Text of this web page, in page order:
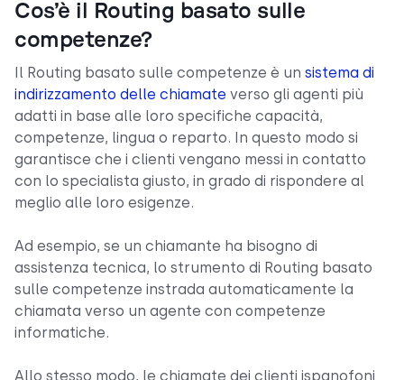
Cos’è il Routing basato sulle
competenze?
Il Routing basato sulle competenze è un sistema di
indirizzamento delle chiamate verso gli agenti più
adatti in base alle loro specifiche capacità,
competenze, lingua o reparto. In questo modo si
garantisce che i clienti vengano messi in contatto
con lo specialista giusto, in grado di rispondere al
meglio alle loro esigenze.
Ad esempio, se un chiamante ha bisogno di
assistenza tecnica, lo strumento di Routing basato
sulle competenze instrada automaticamente la
chiamata verso un agente con competenze
informatiche.
Allo stesso modo, le chiamate dei clienti ispanofoni